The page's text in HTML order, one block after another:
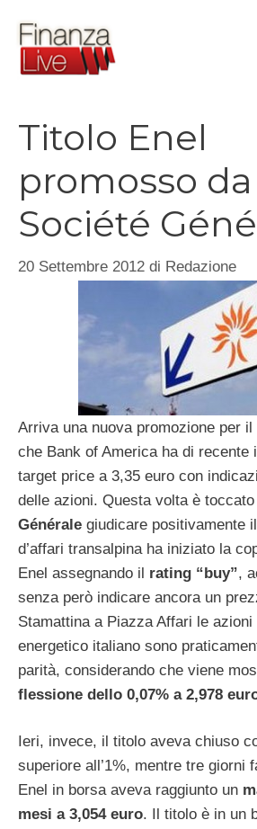
contenuto
Titolo Enel
promosso da
Société
20 Settembre 2012 di Redazione
Arriva una nuova promozione per il
che Bank of America ha di recente
target price a 3,35 euro con
delle azioni. Questa volta è
Générale giudicare positivamente
d’affari transalpina ha iniziato la
Enel assegnando il rating “buy”,
senza però indicare ancora un
Stamattina a Piazza Affari le
energetico italiano sono
parità, considerando che viene
flessione dello 0,07% a 2,978
Ieri, invece, il titolo aveva chiuso
superiore all’1%, mentre tre giorni
Enel in borsa aveva raggiunto un
mesi a 3,054 euro. Il titolo è in un